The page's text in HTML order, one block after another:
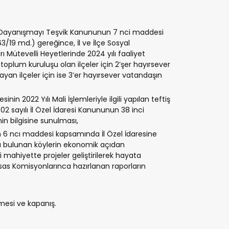
Teşvik Kanununun 7 nci maddesi
19 md.) gereğince, İl ve İlçe Sosyal
Mütevelli Heyetlerinde 2024 yılı faaliyet
kuruluşu olan ilçeler için 2’şer hayırsever
ilçeler için ise 3’er hayırsever vatandaşın
2022 Yılı Mali İşlemleriyle ilgili yapılan teftiş
sayılı İl Özel İdaresi Kanununun 38 inci
bilgisine sunulması,
6 ncı maddesi kapsamında İl Özel İdaresine
köylerin ekonomik açıdan
mahiyette projeler geliştirilerek hayata
Komisyonlarınca hazırlanan raporların
ve kapanış.